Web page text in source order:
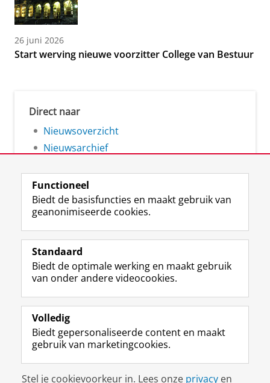
26 juni 2026
Start werving nieuwe voorzitter College van Bestuur
Direct naar
Nieuwsoverzicht
Nieuwsarchief
Volg de RUG
F
a
e
b
o
p
a
i
n
L
i
k
e
I
-
p
g
i
R
S
-
f
e
R
k
s
I
n
t
r
m
c
c
Y
o
T
e
k
a
a
Studiekiezers
Alumni
Over ons
Disclaimer & Copyright
Functioneel
Biedt de basisfuncties en maakt gebruik van
geanonimiseerde cookies.
Standaard
Biedt de optimale werking en maakt gebruik
van onder andere videocookies.
Volledig
Biedt gepersonaliseerde content en maakt
gebruik van marketingcookies.
Stel je cookievoorkeur in. Lees onze privacy en